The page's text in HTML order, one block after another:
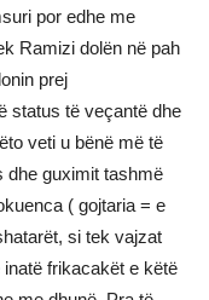
por edhe me
Ramizi dolën në pah
prej
status të veçantë dhe
veti u bënë më të
dhe guximit tashmë
( gojtaria = e
si tek vajzat
frikacakët e këtë